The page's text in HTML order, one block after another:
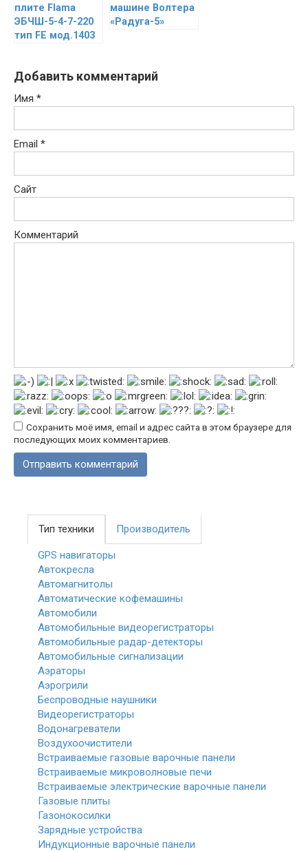
плите Flama
ЭБЧШ-5-4-7-220
тип FЕ мод.1403
машине Волтера
«Радуга-5»
Добавить комментарий
Имя *
Email *
Сайт
Комментарий
Сохранить моё имя, email и адрес сайта в этом браузере для
последующих моих комментариев.
Тип техники Производитель
GPS навигаторы
Автокресла
Автомагнитолы
Автоматические кофемашины
Автомобили
Автомобильные видеорегистраторы
Автомобильные радар-детекторы
Автомобильные сигнализации
Аэраторы
Аэрогрили
Беспроводные наушники
Видеорегистраторы
Водонагреватели
Воздухоочистители
Встраиваемые газовые варочные панели
Встраиваемые микроволновые печи
Встраиваемые электрические варочные панели
Газовые плиты
Газонокосилки
Зарядные устройства
Индукционные варочные панели